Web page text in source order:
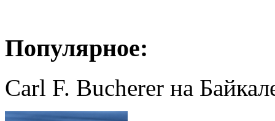
Популярное:
Carl F. Bucherer на